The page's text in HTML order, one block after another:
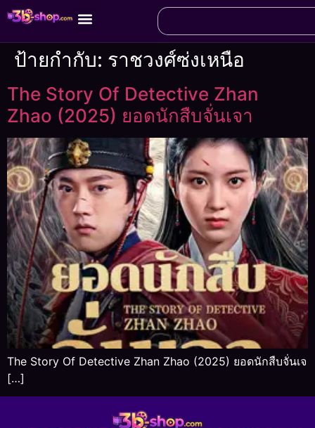
ป้ายกำกับ: ราชวงศ์ซ่งเหนือ
The Story Of Detective Zhan
Zhao (2025) ยอดนักสืบจั่นเจา
The Story Of Detective Zhan Zhao (2025) ยอดนักสืบจั่นเจ
[…]